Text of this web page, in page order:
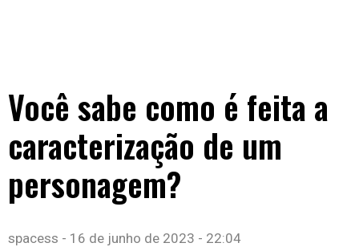
Você sabe como é feita a
caracterização de um
personagem?
spacess 16 de junho de 2023 22:04